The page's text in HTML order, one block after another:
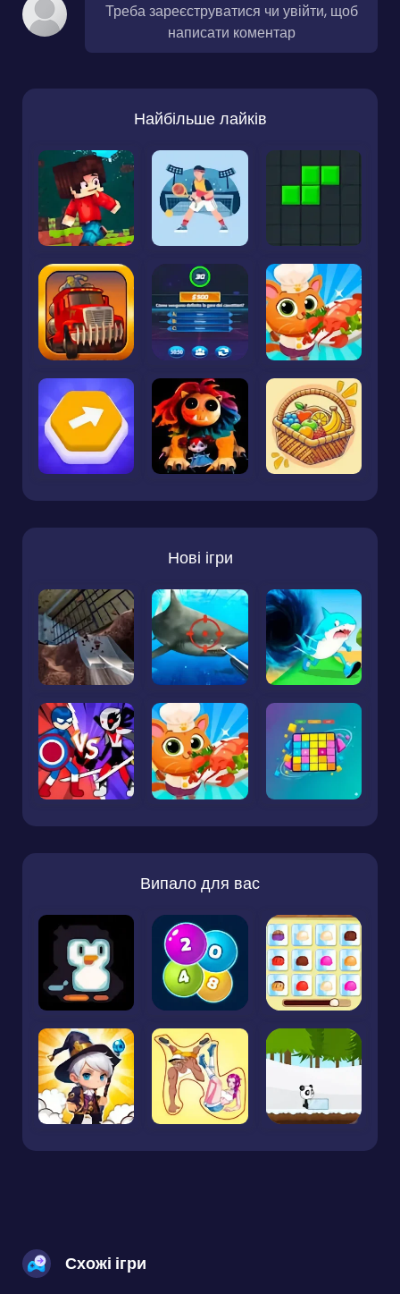
Треба зареєструватися чи увійти, щоб
написати коментар
Найбільше лайків
Нові ігри
Випало для вас
Схожі ігри